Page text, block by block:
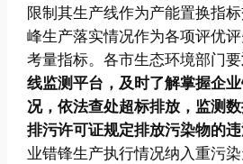
限制其生产线作为产能置换指
峰生产落实情况作为各项评优
考量指标。各市生态环境部门要
线监测平台，及时了解掌握企
况，依法查处超标排放 ，监测
排污许可证规定排放污染物的
业错锋生产执行情况纳入重污